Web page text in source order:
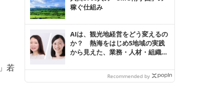
若
稼ぐ仕組み
AIは、観光地経営をどう変えるの
か？ 熱海をはじめ5地域の実践
から見えた、業務・人材・組織の
Recommended by